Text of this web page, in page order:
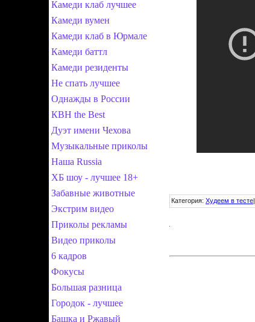
Камеди клаб лучшее
Камеди вумен
Камеди клаб в Юрмале
Камеди баттл
Камеди резиденты
Не спать лучшее
Однажды в России
КВН the Best
Дуэт имени Чехова
Музыкальные приколы
Наша Russia
ХБ шоу - лучшее 18+
Забавные животные
Экстрим видео
Приколы рекламы
Видео приколы
6 кадров
Фокусы
Большая разница
Городок - лучшее
Башка и Ржавый
Категория: Худеем в тесте|